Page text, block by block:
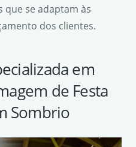
que se adaptam às
dos clientes.
em
de Festa
Sombrio